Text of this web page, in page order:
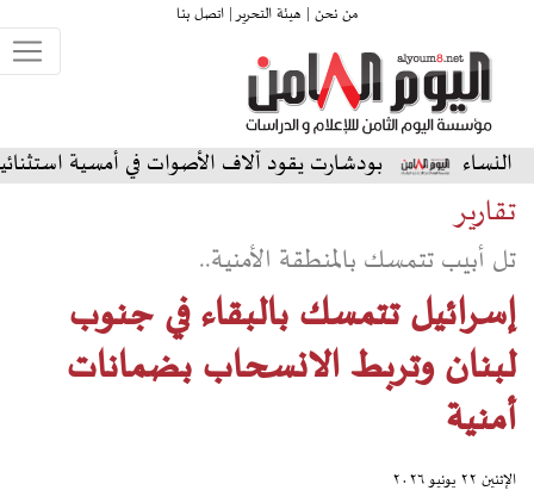
من نحن | هيئة التحرير |اتصل بنا
بودشارت يقود آلاف الأصوات في أمسية استثنائية على المسرح
تقارير
تل أبيب تتمسك بالمنطقة الأمنية..
إسرائيل تتمسك بالبقاء في جنوب
لبنان وتربط الانسحاب بضمانات
أمنية
الإثنين ٢٢ يونيو ٢٠٢٦